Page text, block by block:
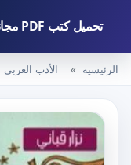
تحميل كتب PDF مجانا – كتب كو
الرئيسية الأدب العربي